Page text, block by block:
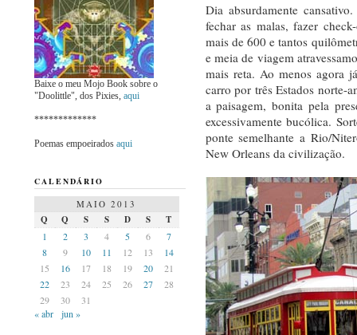
Dia absurdamente
fechar as malas, fazer
mais de 600 e tantos
e meia de viagem
mais reta. Ao menos agora
carro por três Estados norte-
a paisagem, bonita pela
excessivamente bucólica.
ponte semelhante a Rio/
New Orleans da civilização.
Baixe o meu Mojo Book sobre o
"Doolittle", dos Pixies, aqui
*************
Poemas empoeirados aqui
CALENDÁRIO
MAIO 2013
Q Q S S D S
T
1
2 3 4 5 6
7
8
9 10 11 12 13
14
15
16 17 18 19 20
21
22
23 24 25 26 27
28
29
30
31
« abr
jun »